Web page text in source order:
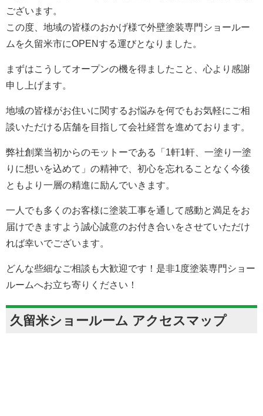
ございます。
この度、地域の皆様のおかげ様で外壁塗装専門ショールー
ムを久留米市にOPENする運びとなりました。
まずはこうしてオープンの機を得ましたこと、心より感謝
申し上げます。
地域の皆様がお住いに関するお悩みを何でもお気軽にご相
談いただける店舗を目指して会社経営を進めております。
弊社創業当初からのモットーである「1軒1軒、一塗り一塗
りに想いを込めて」の精神で、初心を忘れることなく今後
ともより一層の精進に励んでいきます。
一人でも多くのお客様に塗装工事を通して感動と満足をお
届けできますよう誠心誠意のお付き合いをさせていただけ
れば幸いでございます。
どんな些細なご相談も大歓迎です！是非1度塗装専門ショー
ルームへお立ち寄りください！
久留米ショールーム アクセスマップ